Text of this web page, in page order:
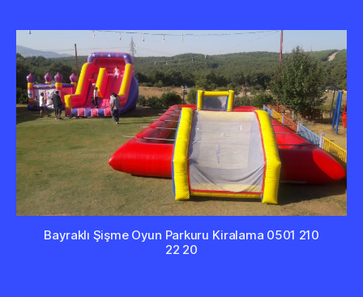
210
22
20
Bayraklı Şişme Oyun Parkuru Kiralama 0501 210
22 20